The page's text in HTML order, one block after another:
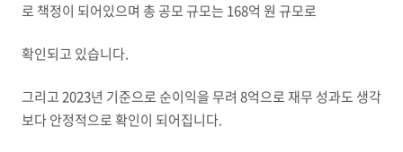
로 책정이 되어있으며 총 공모 규모는 168억 원 규모로
확인되고 있습니다.
그리고 2023년 기준으로 순이익을 무려 8억으로 재무 성과도 생각
보다 안정적으로 확인이 되어집니다.